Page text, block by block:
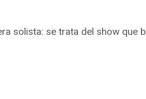
solista: se trata del show que